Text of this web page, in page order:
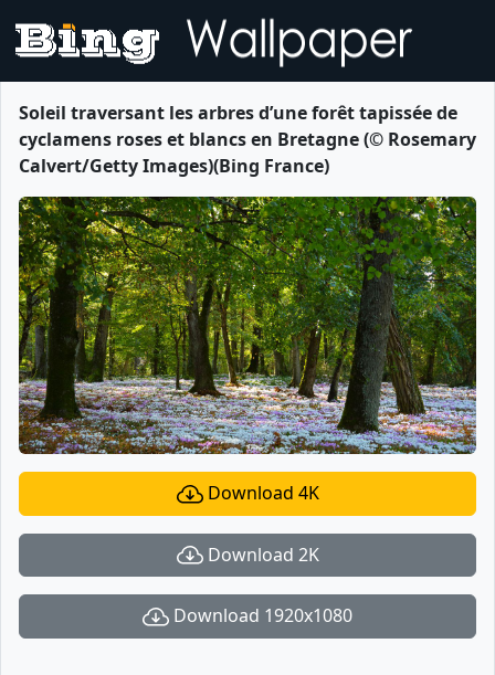
Soleil traversant les arbres d’une forêt tapissée de
cyclamens roses et blancs en Bretagne (© Rosemary
Calvert/Getty Images)(Bing France)
Download 4K
Download 2K
Download 1920x1080